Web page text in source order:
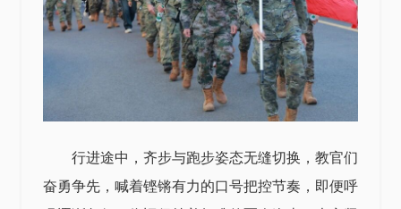
行进途中，齐步与跑步姿态无缝切换，教官们
奋勇争先，喊着铿锵有力的口号把控节奏，即便呼